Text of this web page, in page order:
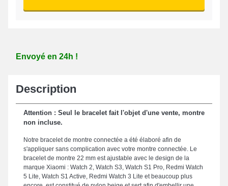
Envoyé en 24h !
Description
Attention : Seul le bracelet fait l'objet d'une vente, montre
non incluse.
Notre bracelet de montre connectée a été élaboré afin de
s'appliquer sans complication avec votre montre connectée. Le
bracelet de montre 22 mm est ajustable avec le design de la
marque Xiaomi : Watch 2, Watch S3, Watch S1 Pro, Redmi Watch
5 Lite, Watch S1 Active, Redmi Watch 3 Lite et beaucoup plus